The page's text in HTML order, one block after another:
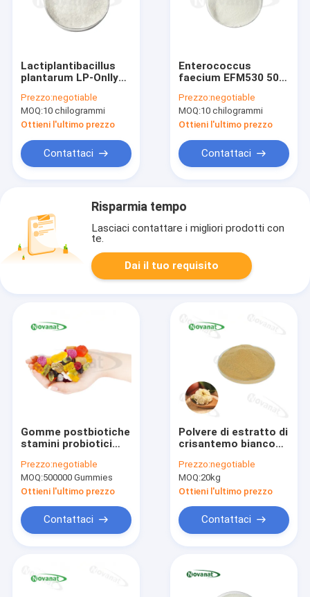
Lactiplantibacillus
plantarum LP-Onlly
Vegano/Senza
allergeni/Senza
glutine/Senza
Prezzo:negotiable
MOQ:10 chilogrammi
Ottieni l'ultimo prezzo
Contattaci
Enterococcus
faecium EFM530 500
Vegano/Senza
allergeni/Senza
glutine/Senza
Prezzo:negotiable
MOQ:10 chilogrammi
Ottieni l'ultimo prezzo
Contattaci
Risparmia tempo
Lasciaci contattare i migliori prodotti con
te.
Dai il tuo requisito
Gomme postbiotiche
stamini probiotici
OEM
Prezzo:negotiable
MOQ:500000 Gummies
Ottieni l'ultimo prezzo
Contattaci
Polvere di estratto di
crisantemo bianco
Hangzhou/solubile in
acqua/etichetta
pulita/senza allergeni
Prezzo:negotiable
MOQ:20kg
Ottieni l'ultimo prezzo
Contattaci